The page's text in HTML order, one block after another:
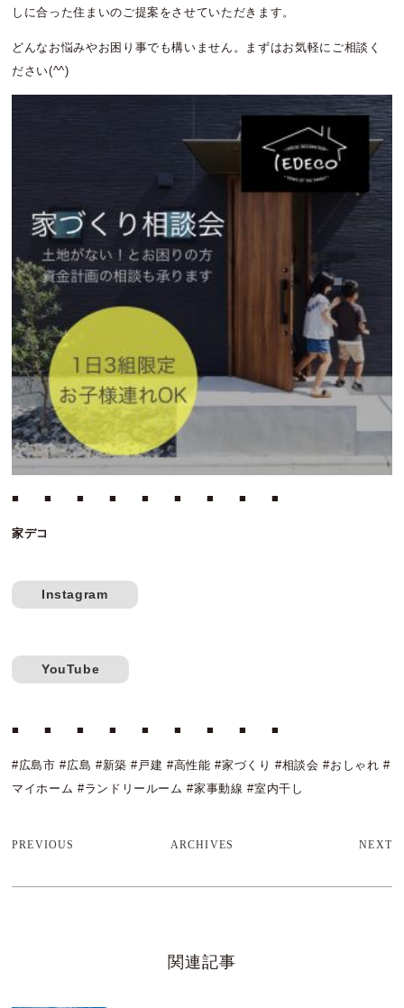
しに合った住まいのご提案をさせていただきます。
どんなお悩みやお困り事でも構いません。まずはお気軽にご相談く
ださい(^^)
■ ■ ■ ■ ■ ■ ■ ■ ■
家デコ
Instagram
YouTube
■ ■ ■ ■ ■ ■ ■ ■ ■
#広島市 #広島 #新築 #戸建 #高性能 #家づくり #相談会 #おしゃれ #
マイホーム #ランドリールーム #家事動線 #室内干し
PREVIOUS ARCHIVES NEXT
関連記事